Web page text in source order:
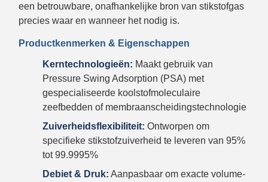
een betrouwbare, onafhankelijke bron van stikstofgas
precies waar en wanneer het nodig is.
Productkenmerken & Eigenschappen
Kerntechnologieën: Maakt gebruik van
Pressure Swing Adsorption (PSA) met
gespecialiseerde koolstofmoleculaire
zeefbedden of membraanscheidingstechnologie
Zuiverheidsflexibiliteit: Ontworpen om
specifieke stikstofzuiverheid te leveren van 95%
tot 99.9995%
Debiet & Druk: Aanpasbaar om exacte volume-